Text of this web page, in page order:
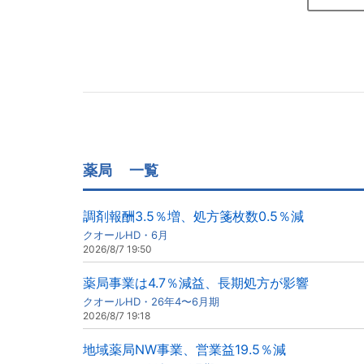
薬局 一覧
調剤報酬3.5％増、処方箋枚数0.5％減
クオールHD・6月
2026/8/7 19:50
薬局事業は4.7％減益、長期処方が影響
クオールHD・26年4〜6月期
2026/8/7 19:18
地域薬局NW事業、営業益19.5％減